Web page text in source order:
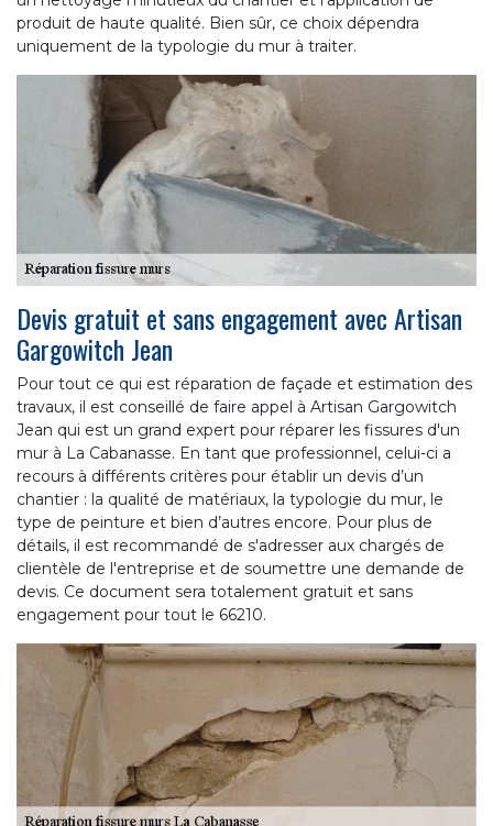
produit de haute qualité. Bien sûr, ce choix dépendra
uniquement de la typologie du mur à traiter.
Devis gratuit et sans engagement avec Artisan
Gargowitch Jean
Pour tout ce qui est réparation de façade et estimation des
travaux, il est conseillé de faire appel à Artisan Gargowitch
Jean qui est un grand expert pour réparer les fissures d'un
mur à La Cabanasse. En tant que professionnel, celui-ci a
recours à différents critères pour établir un devis d’un
chantier : la qualité de matériaux, la typologie du mur, le
type de peinture et bien d’autres encore. Pour plus de
détails, il est recommandé de s'adresser aux chargés de
clientèle de l'entreprise et de soumettre une demande de
devis. Ce document sera totalement gratuit et sans
engagement pour tout le 66210.